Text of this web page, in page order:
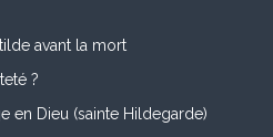
avant la mort
?
en Dieu (sainte Hildegarde)